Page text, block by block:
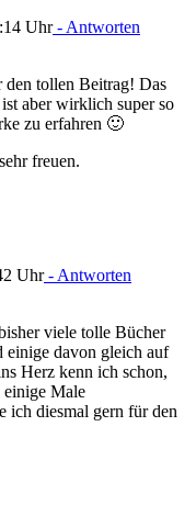
Uhr- Antworten
tollen Beitrag! Das
aber wirklich super so
zu erfahren 🙂
freuen.
Uhr- Antworten
viele tolle Bücher
einige davon gleich auf
Herz kenn ich schon,
einige Male
ich diesmal gern für den